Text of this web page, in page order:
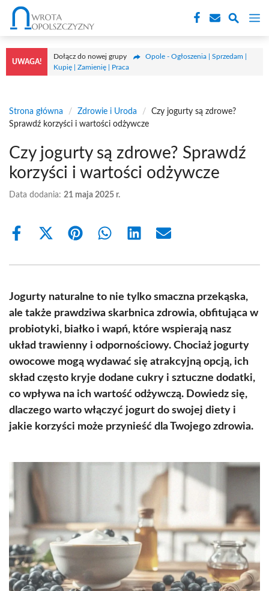
Przejdź
treści
UWAGA!
Dołącz do nowej grupy
Opole - Ogłoszenia | Sprzedam |
Kupię | Zamienię | Praca
Strona główna / Zdrowie i Uroda /
Czy jogurty są zdrowe?
Sprawdź korzyści i wartości odżywcze
Czy jogurty są zdrowe? Sprawdź
korzyści i wartości odżywcze
Data dodania: 21 maja 2025 r.
Share
Share
(Twitter)
Share Share Share Share
Jogurty naturalne to nie tylko smaczna przekąska,
ale także prawdziwa skarbnica zdrowia, obfitująca w
probiotyki, białko i wapń, które wspierają nasz
układ trawienny i odpornościowy. Chociaż jogurty
owocowe mogą wydawać się atrakcyjną opcją, ich
skład często kryje dodane cukry i sztuczne dodatki,
co wpływa na ich wartość odżywczą. Dowiedz się,
dlaczego warto włączyć jogurt do swojej diety i
jakie korzyści może przynieść dla Twojego zdrowia.